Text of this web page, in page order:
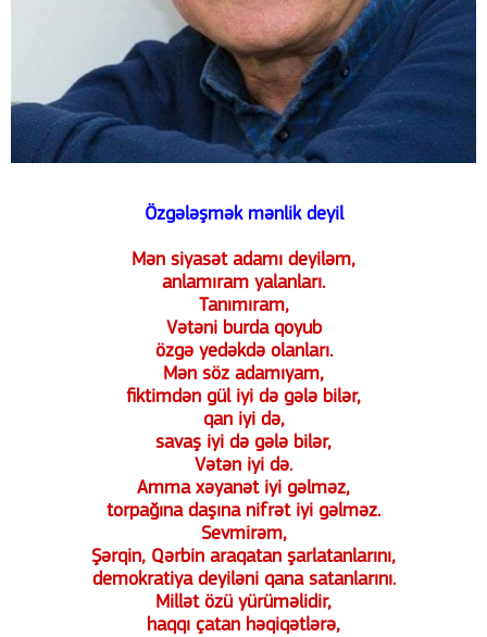
Özgələşmək mənlik deyil
Mən siyasət adamı deyiləm,
anlamıram yalanları.
Tanımıram,
Vətəni burda qoyub
özgə yedəkdə olanları.
Mən söz adamıyam,
fiktimdən gül iyi də gələ bilər,
qan iyi də,
savaş iyi də gələ bilər,
Vətən iyi də.
Amma xəyanət iyi gəlməz,
torpağına daşına nifrət iyi gəlməz.
Sevmirəm,
Şərqin, Qərbin araqatan şarlatanlarını,
demokratiya deyiləni qana satanlarını.
Millət özü yürüməlidir,
haqqı çatan həqiqətlərə,